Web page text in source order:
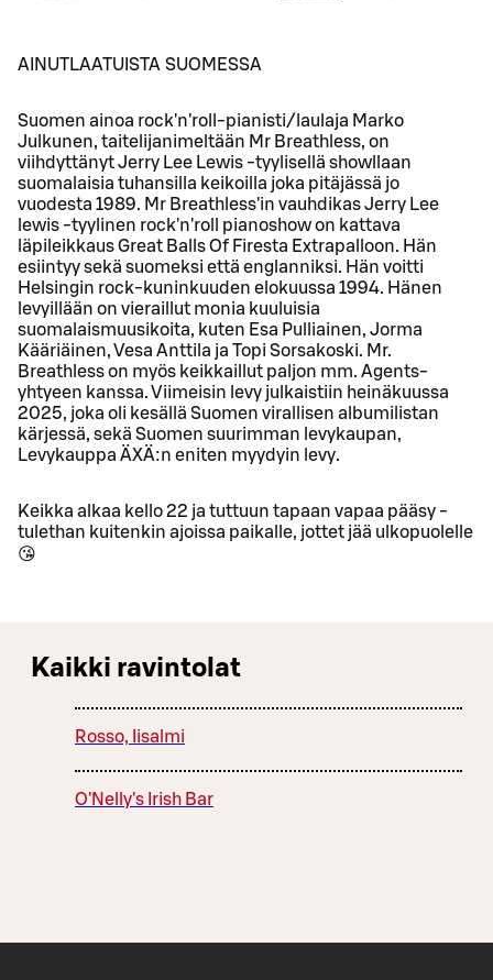
AINUTLAATUISTA SUOMESSA
Suomen ainoa rock'n'roll-pianisti/laulaja Marko
Julkunen, taitelijanimeltään Mr Breathless, on
viihdyttänyt Jerry Lee Lewis -tyylisellä showllaan
suomalaisia tuhansilla keikoilla joka pitäjässä jo
vuodesta 1989. Mr Breathless'in vauhdikas Jerry Lee
lewis -tyylinen rock'n'roll pianoshow on kattava
läpileikkaus Great Balls Of Firesta Extrapalloon. Hän
esiintyy sekä suomeksi että englanniksi. Hän voitti
Helsingin rock-kuninkuuden elokuussa 1994. Hänen
levyillään on vieraillut monia kuuluisia
suomalaismuusikoita, kuten Esa Pulliainen, Jorma
Kääriäinen, Vesa Anttila ja Topi Sorsakoski. Mr.
Breathless on myös keikkaillut paljon mm. Agents-
yhtyeen kanssa. Viimeisin levy julkaistiin heinäkuussa
2025, joka oli kesällä Suomen virallisen albumilistan
kärjessä, sekä Suomen suurimman levykaupan,
Levykauppa ÄXÄ:n eniten myydyin levy.
Keikka alkaa kello 22 ja tuttuun tapaan vapaa pääsy -
tulethan kuitenkin ajoissa paikalle, jottet jää ulkopuolelle
😘
Kaikki ravintolat
Rosso, Iisalmi
O'Nelly's Irish Bar